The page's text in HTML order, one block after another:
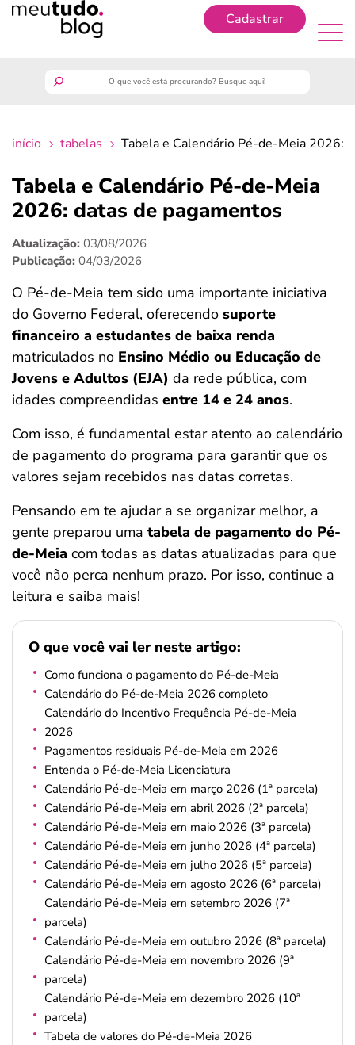
Cadastrar
finanças
benefícios
crédito fácil
últimas notícias
ferramentas
início tabelas Tabela e Calendário Pé-de-Meia 2026:
Tabela e Calendário Pé-de-Meia
2026: datas de pagamentos
Atualização: 03/08/2026
Publicação: 04/03/2026
O Pé-de-Meia tem sido uma importante iniciativa
do Governo Federal, oferecendo suporte
financeiro a estudantes de baixa renda
matriculados no Ensino Médio ou Educação de
Jovens e Adultos (EJA) da rede pública, com
idades compreendidas entre 14 e 24 anos.
Com isso, é fundamental estar atento ao calendário
de pagamento do programa para garantir que os
valores sejam recebidos nas datas corretas.
Pensando em te ajudar a se organizar melhor, a
gente preparou uma tabela de pagamento do Pé-
de-Meia com todas as datas atualizadas para que
você não perca nenhum prazo. Por isso, continue a
leitura e saiba mais!
O que você vai ler neste artigo:
Como funciona o pagamento do Pé-de-Meia
Calendário do Pé-de-Meia 2026 completo
Calendário do Incentivo Frequência Pé-de-Meia
2026
Pagamentos residuais Pé-de-Meia em 2026
Entenda o Pé-de-Meia Licenciatura
Calendário Pé-de-Meia em março 2026 (1ª parcela)
Calendário Pé-de-Meia em abril 2026 (2ª parcela)
Calendário Pé-de-Meia em maio 2026 (3ª parcela)
Calendário Pé-de-Meia em junho 2026 (4ª parcela)
Calendário Pé-de-Meia em julho 2026 (5ª parcela)
Calendário Pé-de-Meia em agosto 2026 (6ª parcela)
Calendário Pé-de-Meia em setembro 2026 (7ª
parcela)
Calendário Pé-de-Meia em outubro 2026 (8ª parcela)
Calendário Pé-de-Meia em novembro 2026 (9ª
parcela)
Calendário Pé-de-Meia em dezembro 2026 (10ª
parcela)
Tabela de valores do Pé-de-Meia 2026